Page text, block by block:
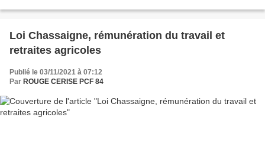
Loi Chassaigne, rémunération du travail et
retraites agricoles
Publié le 03/11/2021 à 07:12
Par ROUGE CERISE PCF 84